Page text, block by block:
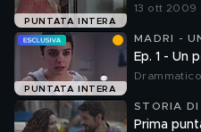
PUNTATA INTERA
13 ott 2009
PUNTATA INTERA
MADRI -
Ep. 1 - Un
Drammatico
STORIA DI
Prima